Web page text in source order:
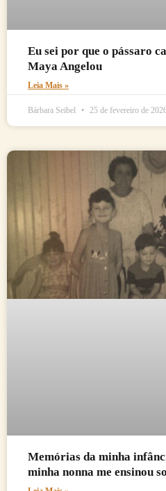
Eu sei por que o pássaro
Maya Angelou
Leia Mais »
Bárbara Seibel 25 de fevereiro de
Memórias da minha
minha nonna me ensinou